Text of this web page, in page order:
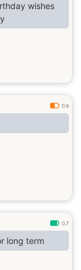
wishes
0.6
0.7
long term